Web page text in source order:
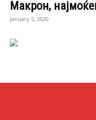
Макрон,
January 5, 2020